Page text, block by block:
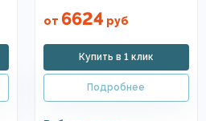
от 6624руб